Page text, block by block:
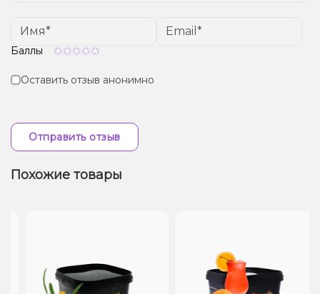
Баллы
Оставить отзыв анонимно
Отправить отзыв
Похожие товары